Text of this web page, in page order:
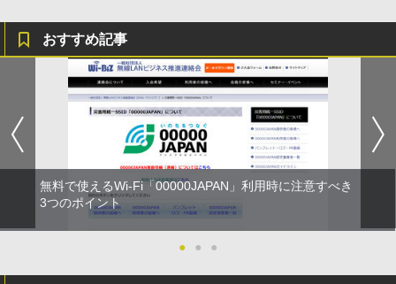
おすすめ記事
無料で使えるWi-Fi「00000JAPAN」利用時に注意すべき
3つのポイント
● ● ●